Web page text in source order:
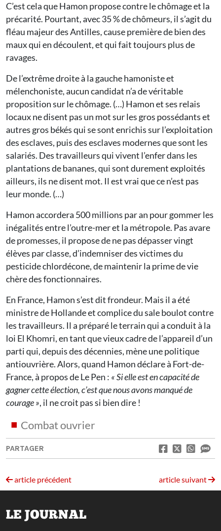
C’est cela que Hamon propose contre le chômage et la
précarité. Pourtant, avec 35 % de chômeurs, il s’agit du
fléau majeur des Antilles, cause première de bien des
maux qui en découlent, et qui fait toujours plus de
ravages.
De l’extrême droite à la gauche hamoniste et
mélenchoniste, aucun candidat n’a de véritable
proposition sur le chômage. (…) Hamon et ses relais
locaux ne disent pas un mot sur les gros possédants et
autres gros békés qui se sont enrichis sur l’exploitation
des esclaves, puis des esclaves modernes que sont les
salariés. Des travailleurs qui vivent l’enfer dans les
plantations de bananes, qui sont durement exploités
ailleurs, ils ne disent mot. Il est vrai que ce n’est pas
leur monde. (…)
Hamon accordera 500 millions par an pour gommer les
inégalités entre l’outre-mer et la métropole. Pas avare
de promesses, il propose de ne pas dépasser vingt
élèves par classe, d’indemniser des victimes du
pesticide chlordécone, de maintenir la prime de vie
chère des fonctionnaires.
En France, Hamon s’est dit frondeur. Mais il a été
ministre de Hollande et complice du sale boulot contre
les travailleurs. Il a préparé le terrain qui a conduit à la
loi El Khomri, en tant que vieux cadre de l’appareil d’un
parti qui, depuis des décennies, mène une politique
antiouvrière. Alors, quand Hamon déclare à Fort-de-
France, à propos de Le Pen : «Si elle est en capacité de
gagner cette élection, c’est que nous avons manqué de
courage», il ne croit pas si bien dire !
Combat ouvrier
PARTAGER
article précédent article suivant
LE JOURNAL